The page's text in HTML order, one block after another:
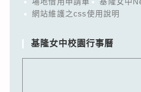
網站維護之css使用說明
基隆女中校園行事曆